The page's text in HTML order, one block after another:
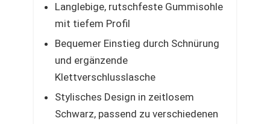
Langlebige, rutschfeste Gummisohle
mit tiefem Profil
Bequemer Einstieg durch Schnürung
und ergänzende
Klettverschlusslasche
Stylisches Design in zeitlosem
Schwarz, passend zu verschiedenen